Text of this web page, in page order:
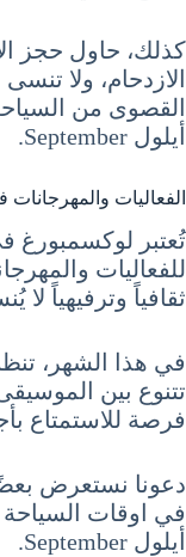
كذلك، حاول حجز
الازدحام، ولا
أيلول September.
الفعاليات
تُعتبر لوكسمبورغ
للفعاليات
ثقافياً وترفيهياً لا
في هذا الشهر،
تتنوع بين
فرصة للاستمتاع
دعونا نستعرض
أيلول September.